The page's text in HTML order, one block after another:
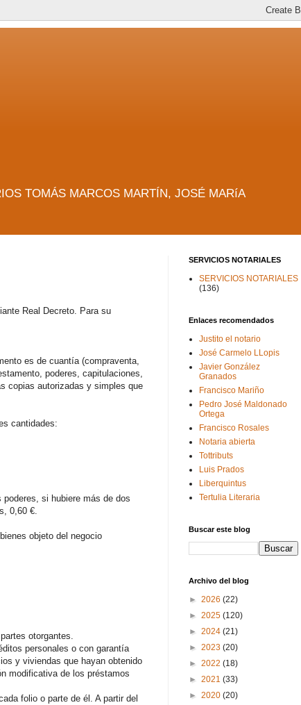
TOMÁS MARCOS MARTÍN, JOSÉ MARíA
Real Decreto. Para su
es de cuantía (compraventa,
poderes, capitulaciones,
copias autorizadas y simples que
cantidades:
si hubiere más de dos
0,60 €.
objeto del negocio
otorgantes.
personales o con garantía
y viviendas que hayan obtenido
modificativa de los préstamos
folio o parte de él. A partir del
SERVICIOS NOTARIALES
SERVICIOS NOTARIALES
(136)
Enlaces recomendados
Justito el notario
José Carmelo LLopis
Javier González
Granados
Francisco Mariño
Pedro José Maldonado
Ortega
Francisco Rosales
Notaria abierta
Tottributs
Luis Prados
Liberquintus
Tertulia Literaria
Buscar este blog
Archivo del blog
► 2026 (22)
► 2025 (120)
► 2024 (21)
► 2023 (20)
► 2022 (18)
► 2021 (33)
► 2020 (20)